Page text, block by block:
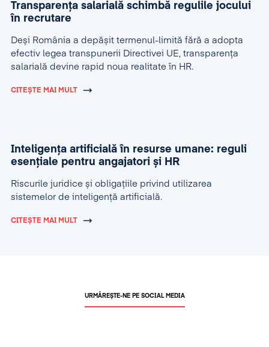
Transparența salarială schimbă regulile jocului
în recrutare
Deși România a depășit termenul-limită fără a adopta
efectiv legea transpunerii Directivei UE, transparența
salarială devine rapid noua realitate în HR.
CITEȘTE MAI MULT
Inteligența artificială în resurse umane: reguli
esențiale pentru angajatori și HR
Riscurile juridice și obligațiile privind utilizarea
sistemelor de inteligență artificială.
CITEȘTE MAI MULT
URMĂREȘTE-NE PE SOCIAL MEDIA